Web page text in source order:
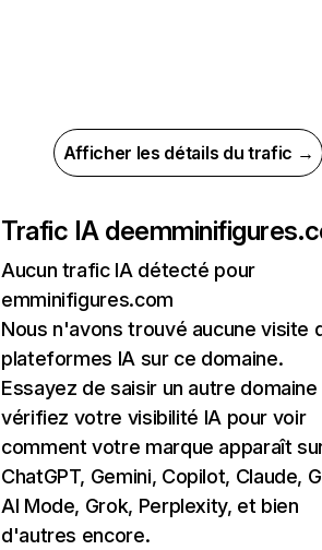
Afficher les détails du trafic →
Trafic IA de
Aucun trafic IA détecté pour
emminifigures.com
Nous n'avons trouvé aucune visite
plateformes IA sur ce domaine.
Essayez de saisir un autre domaine
vérifiez votre visibilité IA pour voir
comment votre marque apparaît
ChatGPT, Gemini, Copilot, Claude,
AI Mode, Grok, Perplexity, et bien
d'autres encore.